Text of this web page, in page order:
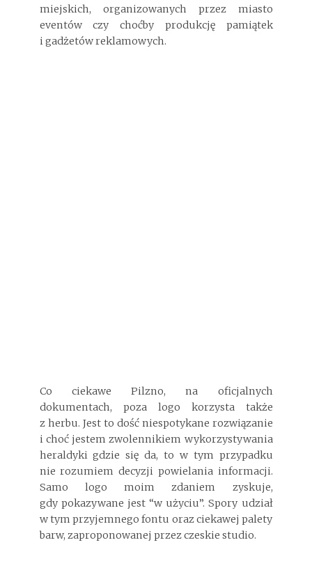
miejskich, organizowanych przez miasto
eventów czy choćby produkcję pamiątek
i gadżetów reklamowych.
Co ciekawe Pilzno, na oficjalnych
dokumentach, poza logo korzysta także
z herbu. Jest to dość niespotykane rozwiązanie
i choć jestem zwolennikiem wykorzystywania
heraldyki gdzie się da, to w tym przypadku
nie rozumiem decyzji powielania informacji.
Samo logo moim zdaniem zyskuje,
gdy pokazywane jest “w użyciu”. Spory udział
w tym przyjemnego fontu oraz ciekawej palety
barw, zaproponowanej przez czeskie studio.